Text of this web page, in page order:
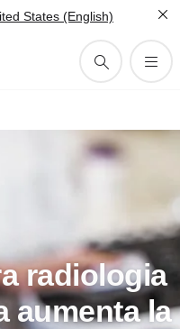
States (English)
radiologia
aumenta la